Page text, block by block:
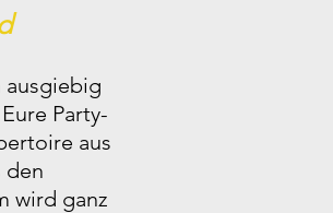
ausgiebig
Party-
aus
den
wird ganz